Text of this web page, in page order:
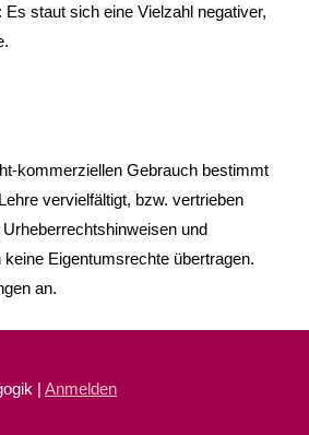
staut sich eine Vielzahl negativer,
kommerziellen Gebrauch bestimmt
vervielfältigt, bzw. vertrieben
und
Eigentumsrechte übertragen.
an.
| Anmelden